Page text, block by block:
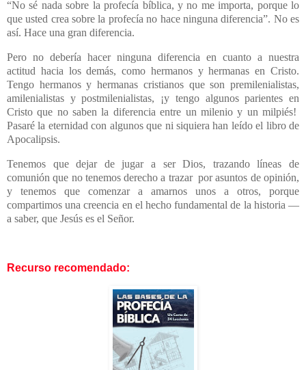
“No sé nada sobre la profecía bíblica, y no me importa, porque lo
que usted crea sobre la profecía no hace ninguna diferencia”. No es
así. Hace una gran diferencia.
Pero no debería hacer ninguna diferencia en cuanto a nuestra
actitud hacia los demás, como hermanos y hermanas en Cristo.
Tengo hermanos y hermanas cristianos que son premilenialistas,
amilenialistas y postmilenialistas, ¡y tengo algunos parientes en
Cristo que no saben la diferencia entre un milenio y un milpiés!
Pasaré la eternidad con algunos que ni siquiera han leído el libro de
Apocalipsis.
Tenemos que dejar de jugar a ser Dios, trazando líneas de
comunión que no tenemos derecho a trazar por asuntos de opinión,
y tenemos que comenzar a amarnos unos a otros, porque
compartimos una creencia en el hecho fundamental de la historia —
a saber, que Jesús es el Señor.
Recurso recomendado: